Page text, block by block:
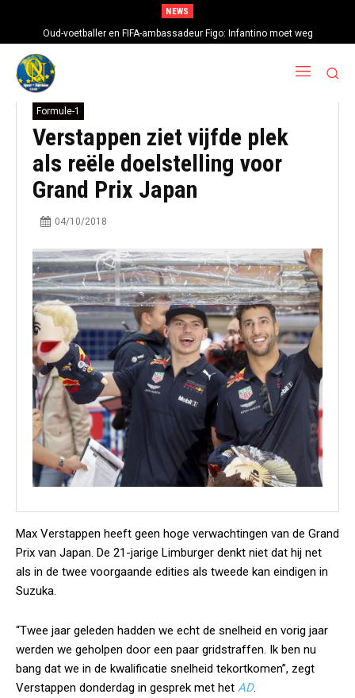
NEWS
Oud-voetballer en FIFA-ambassadeur Figo: Infantino moet weg
Formule-1
Verstappen ziet vijfde plek
als reële doelstelling voor
Grand Prix Japan
04/10/2018
Max Verstappen heeft geen hoge verwachtingen van de Grand
Prix van Japan. De 21-jarige Limburger denkt niet dat hij net
als in de twee voorgaande edities als tweede kan eindigen in
Suzuka.
“Twee jaar geleden hadden we echt de snelheid en vorig jaar
werden we geholpen door een paar gridstraffen. Ik ben nu
bang dat we in de kwalificatie snelheid tekortkomen”, zegt
Verstappen donderdag in gesprek met het AD.